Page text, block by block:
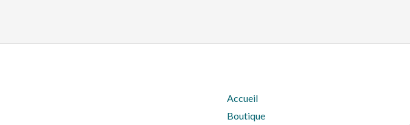
Accueil
Boutique